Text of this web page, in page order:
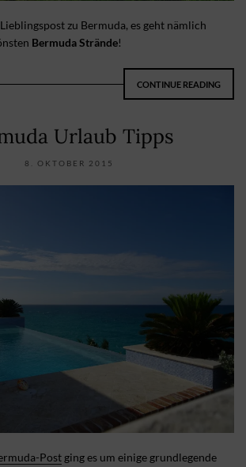
zu Bermuda, es geht nämlich
Bermuda Strände!
CONTINUE READING
Urlaub Tipps
8. OKTOBER 2015
Postging es um einige grundlegende